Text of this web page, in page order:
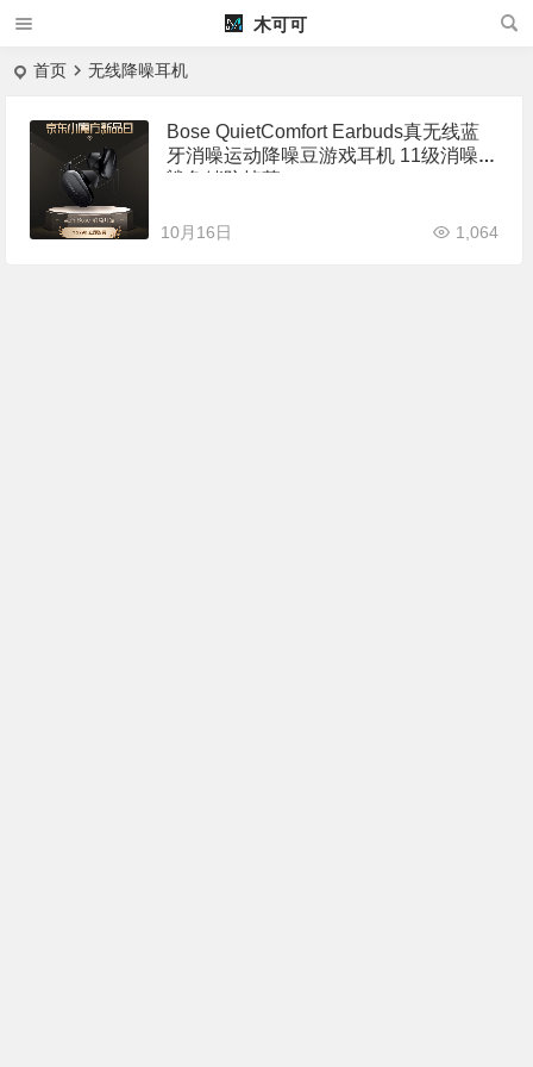
木可可
首页 无线降噪耳机
Bose QuietComfort Earbuds真无线蓝
牙消噪运动降噪豆游戏耳机 11级消噪
鲨鱼鳍防掉落
10月16日 1,064